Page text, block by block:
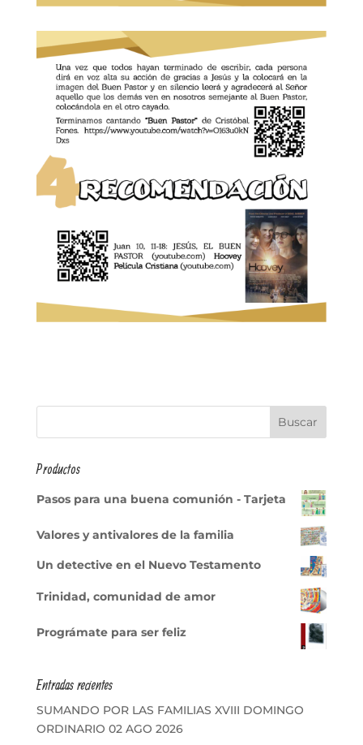
Productos
Pasos para una buena comunión - Tarjeta
Valores y antivalores de la familia
Un detective en el Nuevo Testamento
Trinidad, comunidad de amor
Prográmate para ser feliz
Entradas recientes
SUMANDO POR LAS FAMILIAS XVIII DOMINGO
ORDINARIO 02 AGO 2026